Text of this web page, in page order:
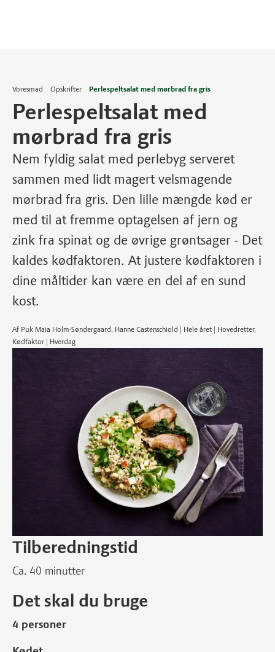
Voresmad Opskrifter Perlespeltsalat med mørbrad fra gris
Perlespeltsalat med
mørbrad fra gris
Nem fyldig salat med perlebyg serveret
sammen med lidt magert velsmagende
mørbrad fra gris. Den lille mængde kød er
med til at fremme optagelsen af jern og
zink fra spinat og de øvrige grøntsager - Det
kaldes kødfaktoren. At justere kødfaktoren i
dine måltider kan være en del af en sund
kost.
Af Puk Maia Holm-Søndergaard, Hanne Castenschiold | Hele året | Hovedretter,
Kødfaktor | Hverdag
Tilberedningstid
Ca. 40 minutter
Det skal du bruge
4 personer